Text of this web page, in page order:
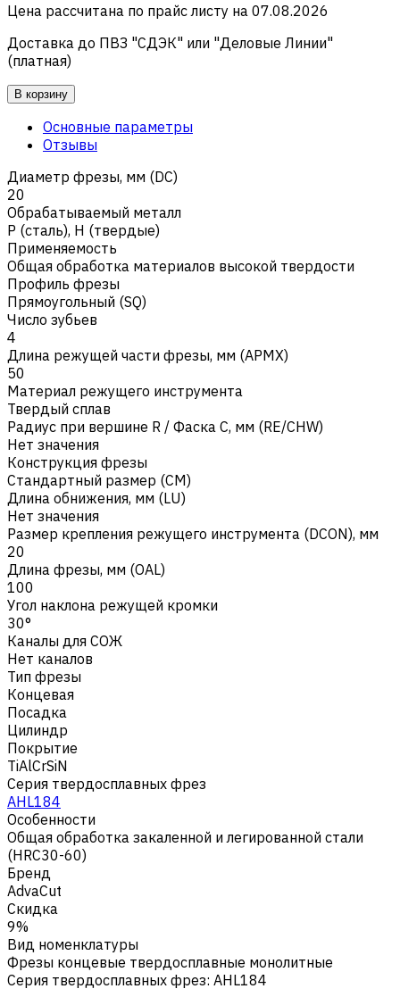
Цена рассчитана по прайс листу на 07.08.2026
Доставка до ПВЗ "СДЭК" или "Деловые Линии"
(платная)
В корзину
Основные параметры
Отзывы
Диаметр фрезы, мм (DC)
20
Обрабатываемый металл
Р (сталь), H (твердые)
Применяемость
Общая обработка материалов высокой твердости
Профиль фрезы
Прямоугольный (SQ)
Число зубьев
4
Длина режущей части фрезы, мм (APMX)
50
Материал режущего инструмента
Твердый сплав
Радиус при вершине R / Фаска C, мм (RE/CHW)
Нет значения
Конструкция фрезы
Стандартный размер (CM)
Длина обнижения, мм (LU)
Нет значения
Размер крепления режущего инструмента (DCON), мм
20
Длина фрезы, мм (OAL)
100
Угол наклона режущей кромки
30°
Каналы для СОЖ
Нет каналов
Тип фрезы
Концевая
Посадка
Цилиндр
Покрытие
TiAlCrSiN
Серия твердосплавных фрез
AHL184
Особенности
Общая обработка закаленной и легированной стали
(HRC30-60)
Бренд
AdvaCut
Скидка
9%
Вид номенклатуры
Фрезы концевые твердосплавные монолитные
Серия твердосплавных фрез: AHL184